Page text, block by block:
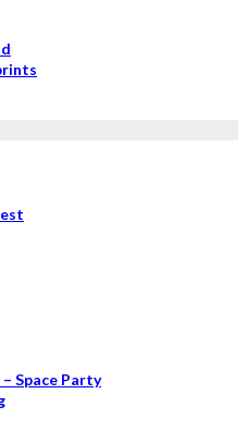
Space Party